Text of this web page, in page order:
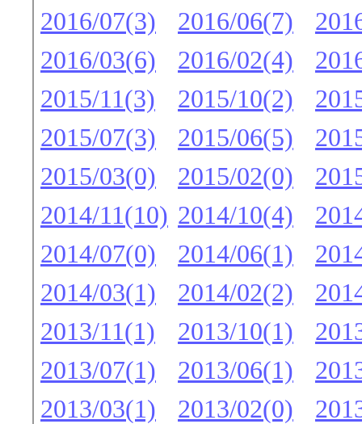
2016/07(3)
2016/06(7)
2016/03(6)
2016/02(4)
2015/11(3)
2015/10(2)
2015/07(3)
2015/06(5)
2015/03(0)
2015/02(0)
2014/11(10) 2014/10(4)
2014/07(0)
2014/06(1)
2014/03(1)
2014/02(2)
2013/11(1)
2013/10(1)
2013/07(1)
2013/06(1)
2013/03(1)
2013/02(0)